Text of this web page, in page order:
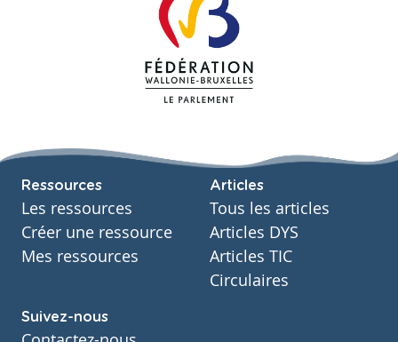
Ressources
Les ressources
Créer une ressource
Mes ressources
Articles
Tous les articles
Articles DYS
Articles TIC
Circulaires
Suivez-nous